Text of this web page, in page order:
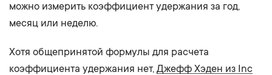
можно измерить коэффициент удержания за год,
месяц или неделю.
Хотя общепринятой формулы для расчета
коэффициента удержания нет, Джефф Хэден из Inc